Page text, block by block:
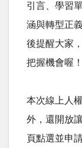
引言、學習
涵與轉型正
後提醒大家
把握機會喔！
本次線上人
外，還開放
頁點選並申